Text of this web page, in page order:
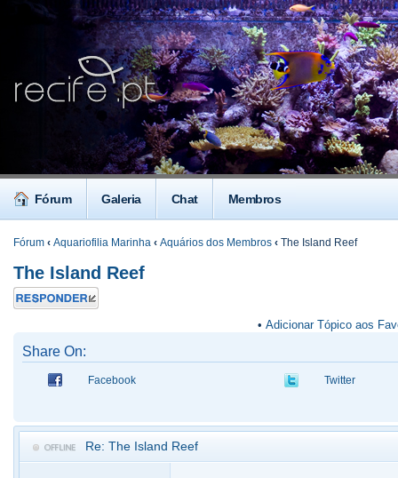
Fórum Galeria Chat Membros
Fórum ‹ Aquariofilia Marinha ‹ Aquários dos Membros ‹ The Island Reef
The Island Reef
Responder
• Adicionar Tópico aos
Share On:
Facebook Twitter
Re: The Island Reef